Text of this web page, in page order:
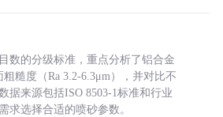
数的分级标准，重点分析了铝合金
糙度（Ra 3.2-6.3μm），并对比不
据来源包括ISO 8503-1标准和行业
求选择合适的喷砂参数。